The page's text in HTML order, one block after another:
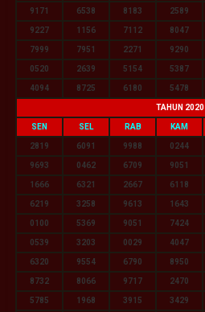
9171 6538 8183 2589
9227 1156 7112 8047
7999 7951 2271 9290
0520 2639 5154 5387
4094 8725 6180 5478
TAHUN 2020
SEN SEL RAB KAM
2819 6091 9988 0244
9693 0462 6709 9051
1666 6321 2667 6118
6219 3258 9613 1643
0100 5369 9051 7424
0539 3203 0029 4047
6320 9554 6790 8950
8732 8066 9717 2470
5785 1968 3915 3429